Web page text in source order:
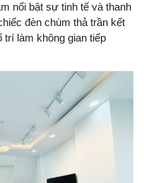
nổi bật sự tinh tế và thanh
đèn chùm thả trần kết
làm không gian tiếp